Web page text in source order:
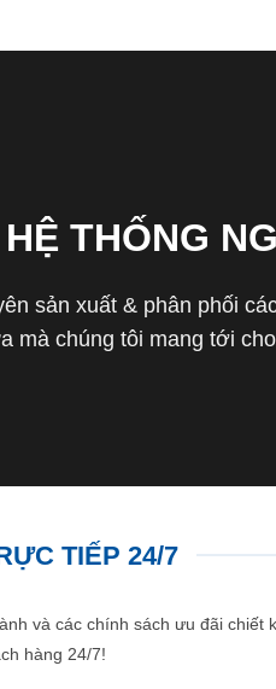
HỆ THỐNG
sản xuất & phân phối
mà chúng tôi mang tới
TIẾP 24/7
và các chính sách ưu đãi chiết
hàng 24/7!